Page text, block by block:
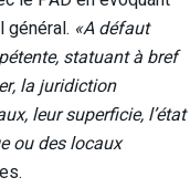
général. «A défaut
statuant à bref
la juridiction
leur superficie, l’état
ou des locaux